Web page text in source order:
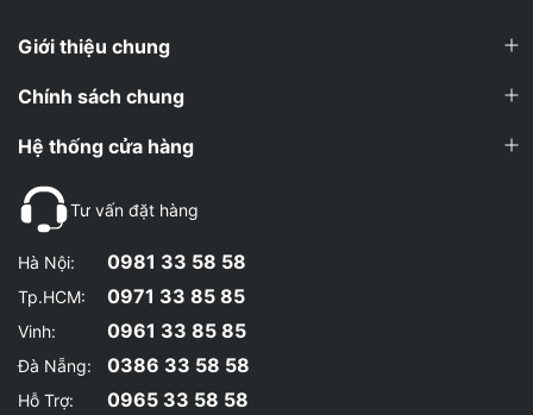
Giới thiệu chung
Chính sách chung
Hệ thống cửa hàng
Tư vấn đặt hàng
Hà Nội: 0981 33 58 58
Tp.HCM: 0971 33 85 85
Vinh: 0961 33 85 85
Đà Nẵng: 0386 33 58 58
Hỗ Trợ: 0965 33 58 58